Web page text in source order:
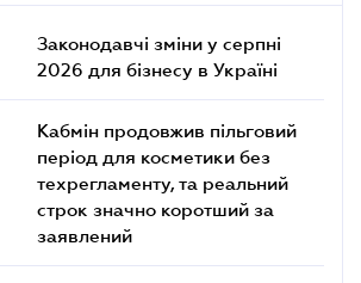
Законодавчі зміни у серпні
2026 для бізнесу в Україні
Кабмін продовжив пільговий
період для косметики без
техрегламенту, та реальний
строк значно коротший за
заявлений